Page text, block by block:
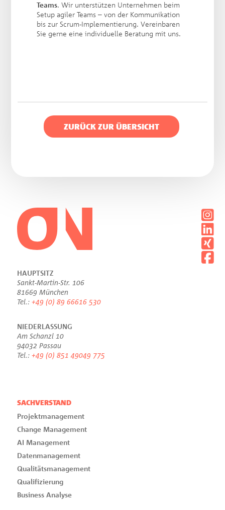
Teams. Wir unterstützen Unternehmen beim
Setup agiler Teams – von der Kommunikation
bis zur Scrum-Implementierung. Vereinbaren
Sie gerne eine individuelle Beratung mit uns.
ZURÜCK ZUR ÜBERSICHT
HAUPTSITZ
Sankt-Martin-Str. 106
81669 München
Tel.:+49 (0) 89 66616 530
NIEDERLASSUNG
Am Schanzl 10
94032 Passau
Tel.:+49 (0) 851 49049 775
SACHVERSTAND
Projektmanagement
Change Management
AI Management
Datenmanagement
Qualitätsmanagement
Qualifizierung
Business Analyse